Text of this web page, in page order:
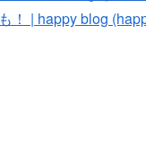
！ | happy blog